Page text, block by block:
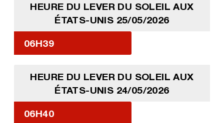
HEURE DU LEVER DU SOLEIL AUX
ÉTATS-UNIS 25/05/2026
06H39
HEURE DU LEVER DU SOLEIL AUX
ÉTATS-UNIS 24/05/2026
06H40